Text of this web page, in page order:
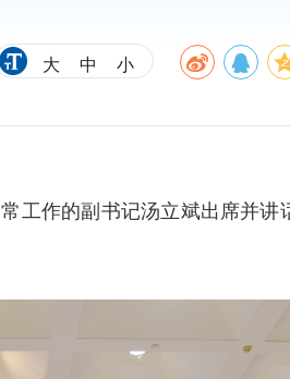
大 中 小
工作的副书记汤立斌出席并